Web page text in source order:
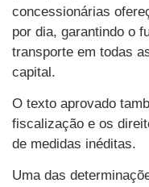
concessionárias
por dia, garantindo o
transporte em todas
capital.
O texto aprovado
fiscalização e os
de medidas inéditas.
Uma das